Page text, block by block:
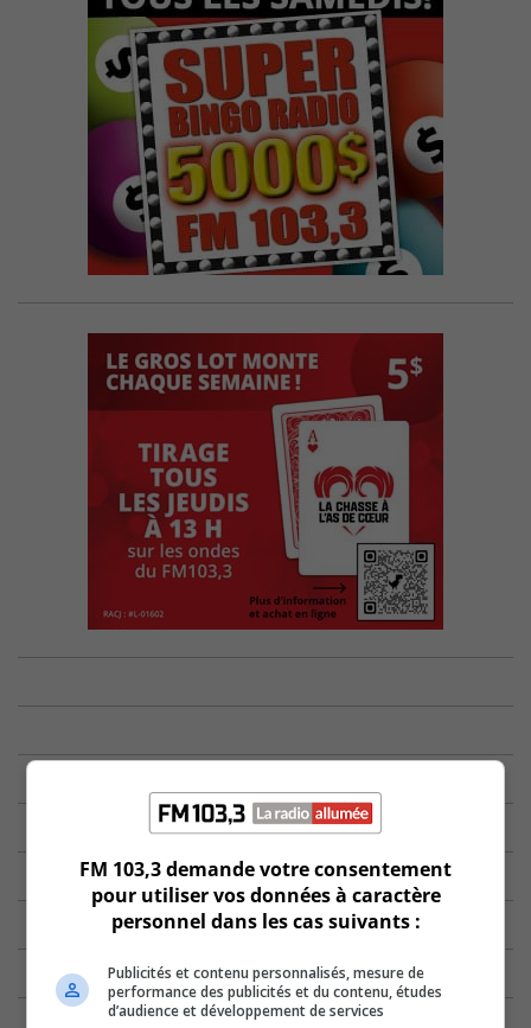
FM 103,3 demande votre consentement
pour utiliser vos données à caractère
personnel dans les cas suivants :
Publicités et contenu personnalisés, mesure de
performance des publicités et du contenu, études
d’audience et développement de services